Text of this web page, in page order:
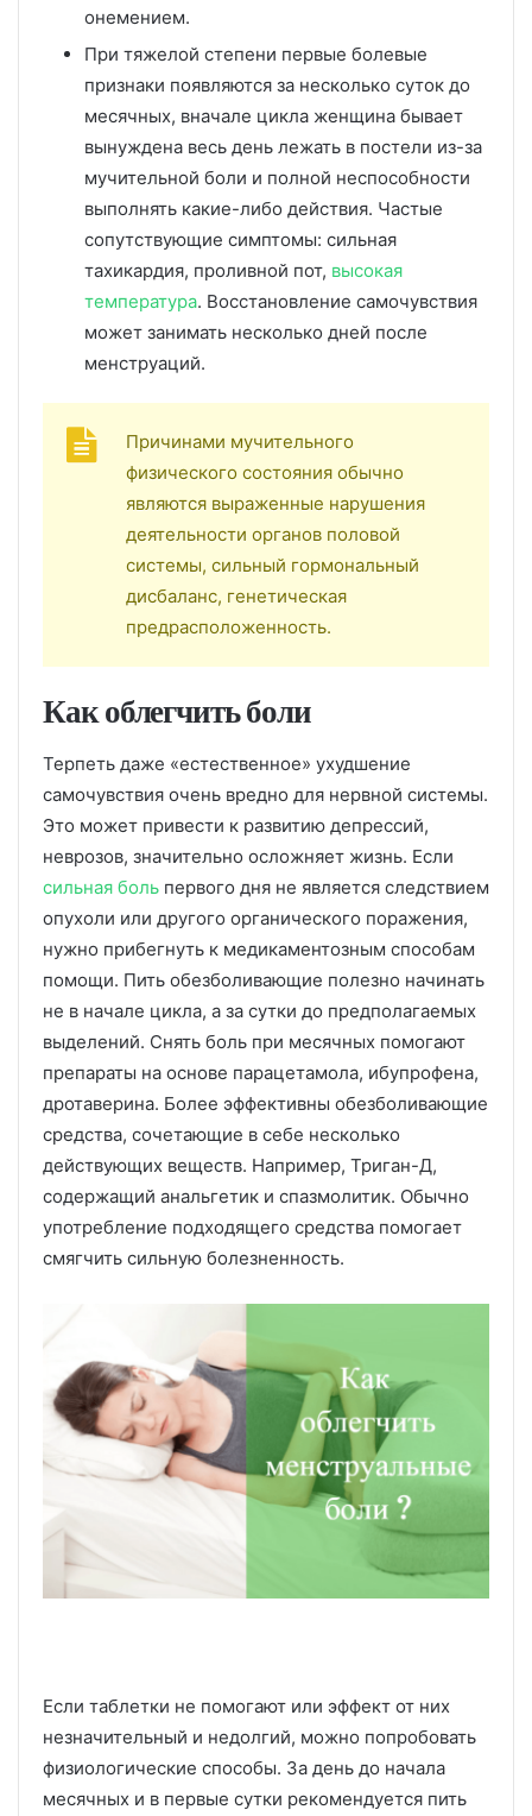
онемением.
При тяжелой степени первые болевые
признаки появляются за несколько суток до
месячных, вначале цикла женщина бывает
вынуждена весь день лежать в постели из-за
мучительной боли и полной неспособности
выполнять какие-либо действия. Частые
сопутствующие симптомы: сильная
тахикардия, проливной пот, высокая
температура. Восстановление самочувствия
может занимать несколько дней после
менструаций.
Причинами мучительного
физического состояния обычно
являются выраженные нарушения
деятельности органов половой
системы, сильный гормональный
дисбаланс, генетическая
предрасположенность.
Как облегчить боли
Терпеть даже «естественное» ухудшение
самочувствия очень вредно для нервной системы.
Это может привести к развитию депрессий,
неврозов, значительно осложняет жизнь. Если
сильная боль первого дня не является следствием
опухоли или другого органического поражения,
нужно прибегнуть к медикаментозным способам
помощи. Пить обезболивающие полезно начинать
не в начале цикла, а за сутки до предполагаемых
выделений. Снять боль при месячных помогают
препараты на основе парацетамола, ибупрофена,
дротаверина. Более эффективны обезболивающие
средства, сочетающие в себе несколько
действующих веществ. Например, Триган-Д,
содержащий анальгетик и спазмолитик. Обычно
употребление подходящего средства помогает
смягчить сильную болезненность.
Если таблетки не помогают или эффект от них
незначительный и недолгий, можно попробовать
физиологические способы. За день до начала
месячных и в первые сутки рекомендуется пить